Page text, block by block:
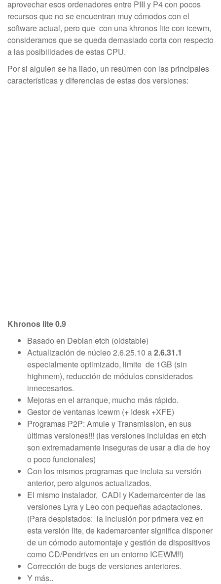
aprovechar esos ordenadores entre PIII y P4 con pocos
recursos que no se encuentran muy cómodos con el
software actual, pero que con una khronos lite con icewm,
consideramos que se queda demasiado corta con respecto
a las posibilidades de estas CPU.
Por si alguien se ha liado, un resúmen con las principales
características y diferencias de estas dos versiones:
Khronos lite 0.9
Basado en Debian etch (oldstable)
Actualización de núcleo 2.6.25.10 a2.6.31.1
especialmente optimizado, limite de 1GB (sin
highmem), reducción de módulos considerados
innecesarios.
Mejoras en el arranque, mucho más rápido.
Gestor de ventanas icewm (+ Idesk +XFE)
Programas P2P: Amule y Transmission, en sus
últimas versiones!!! (las versiones incluidas en etch
son extremadamente inseguras de usar a dia de hoy
o poco funcionales)
Con los mismos programas que incluia su versión
anterior, pero algunos actualizados.
El mismo instalador, CADI y Kademarcenter de las
versiones Lyra y Leo con pequeñas adaptaciones.
(Para despistados: la inclusión por primera vez en
esta versión lite, de kademarcenter significa disponer
de un cómodo automontaje y gestión de dispositivos
como CD/Pendrives en un entorno ICEWM!!)
Corrección de bugs de versiones anteriores.
Y más..